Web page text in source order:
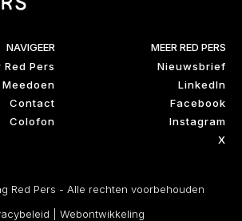
NAVIGEER
Red Pers
Meedoen
Contact
Colofon
MEER RED PERS
Nieuwsbrief
LinkedIn
Facebook
Instagram
X
Red Pers - Alle rechten voorbehouden
Webontwikkeling